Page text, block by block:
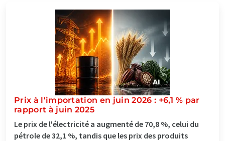
Prix à l'importation en juin 2026 : +6,1 % par
rapport à juin 2025
Le prix de l'électricité a augmenté de 70,8 %, celui du
pétrole de 32,1 %, tandis que les prix des produits